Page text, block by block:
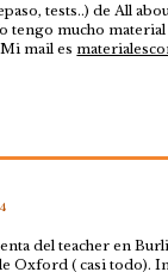
tests..) de All
tengo mucho
mail es
del teacher en
Oxford ( casi todo).